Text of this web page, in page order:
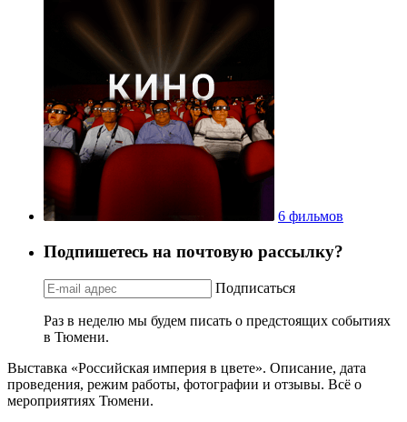
6 фильмов
Подпишетесь на почтовую рассылку?
Подписаться
Раз в неделю мы будем писать о предстоящих событиях
в Тюмени.
Выставка «Российская империя в цвете». Описание, дата
проведения, режим работы, фотографии и отзывы. Всё о
мероприятиях Тюмени.